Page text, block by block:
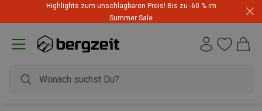
Highlights zum unschlagbaren Preis! Bis zu -60 % im
Summer Sale